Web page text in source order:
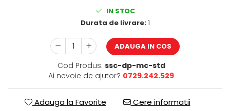
IN STOC
Durata de livrare:1
ADAUGA IN COS
Cod Produs: ssc-dp-mc-std
Ai nevoie de ajutor? 0729.242.529
Adauga la Favorite Cere informatii